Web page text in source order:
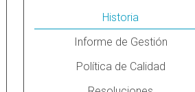
Historia
Informe de Gestión
Política de Calidad